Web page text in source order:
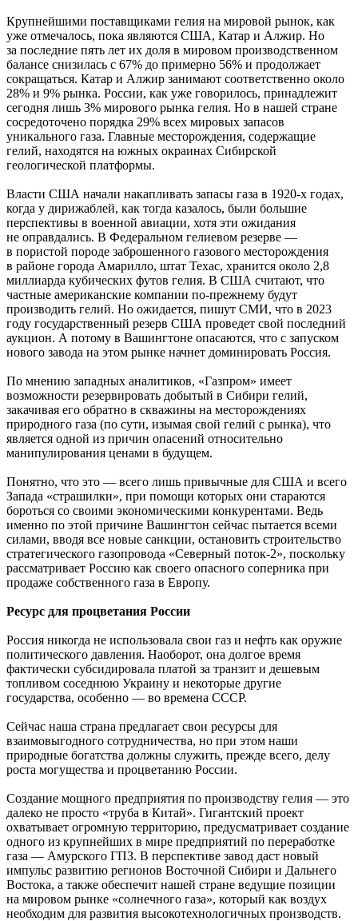
Крупнейшими поставщиками гелия на мировой рынок, как
уже отмечалось, пока являются США, Катар и Алжир. Но
за последние пять лет их доля в мировом производственном
балансе снизилась с 67% до примерно 56% и продолжает
сокращаться. Катар и Алжир занимают соответственно около
28% и 9% рынка. России, как уже говорилось, принадлежит
сегодня лишь 3% мирового рынка гелия. Но в нашей стране
сосредоточено порядка 29% всех мировых запасов
уникального газа. Главные месторождения, содержащие
гелий, находятся на южных окраинах Сибирской
геологической платформы.
Власти США начали накапливать запасы газа в 1920-х годах,
когда у дирижаблей, как тогда казалось, были большие
перспективы в военной авиации, хотя эти ожидания
не оправдались. В Федеральном гелиевом резерве —
в пористой породе заброшенного газового месторождения
в районе города Амарилло, штат Техас, хранится около 2,8
миллиарда кубических футов гелия. В США считают, что
частные американские компании по-прежнему будут
производить гелий. Но ожидается, пишут СМИ, что в 2023
году государственный резерв США проведет свой последний
аукцион. А потому в Вашингтоне опасаются, что с запуском
нового завода на этом рынке начнет доминировать Россия.
По мнению западных аналитиков, «Газпром» имеет
возможности резервировать добытый в Сибири гелий,
закачивая его обратно в скважины на месторождениях
природного газа (по сути, изымая свой гелий с рынка), что
является одной из причин опасений относительно
манипулирования ценами в будущем.
Понятно, что это — всего лишь привычные для США и всего
Запада «страшилки», при помощи которых они стараются
бороться со своими экономическими конкурентами. Ведь
именно по этой причине Вашингтон сейчас пытается всеми
силами, вводя все новые санкции, остановить строительство
стратегического газопровода «Северный поток-2», поскольку
рассматривает Россию как своего опасного соперника при
продаже собственного газа в Европу.
Ресурс для процветания России
Россия никогда не использовала свои газ и нефть как оружие
политического давления. Наоборот, она долгое время
фактически субсидировала платой за транзит и дешевым
топливом соседнюю Украину и некоторые другие
государства, особенно — во времена СССР.
Сейчас наша страна предлагает свои ресурсы для
взаимовыгодного сотрудничества, но при этом наши
природные богатства должны служить, прежде всего, делу
роста могущества и процветанию России.
Создание мощного предприятия по производству гелия — это
далеко не просто «труба в Китай». Гигантский проект
охватывает огромную территорию, предусматривает создание
одного из крупнейших в мире предприятий по переработке
газа — Амурского ГПЗ. В перспективе завод даст новый
импульс развитию регионов Восточной Сибири и Дальнего
Востока, а также обеспечит нашей стране ведущие позиции
на мировом рынке «солнечного газа», который как воздух
необходим для развития высокотехнологичных производств.